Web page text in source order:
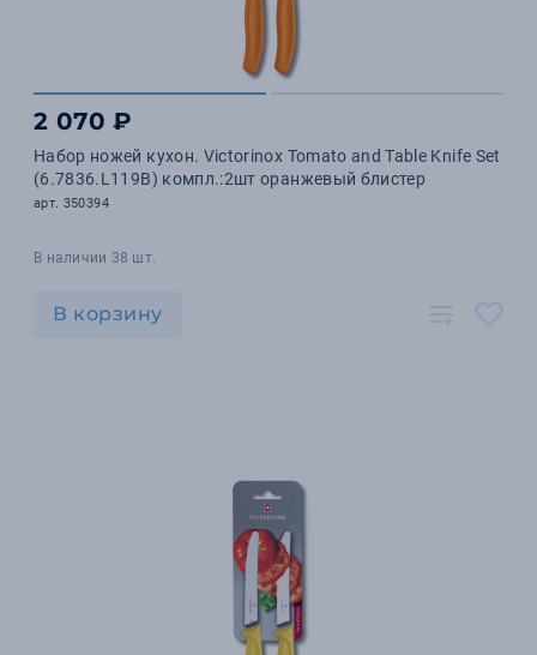
2 070 ₽
Набор ножей кухон. Victorinox Tomato and Table Knife Set
(6.7836.L119B) компл.:2шт оранжевый блистер
арт. 350394
В наличии 38 шт.
В корзину